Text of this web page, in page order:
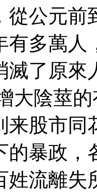
從公元
有多萬人
滅了原來
大陰莖
来股市同
的暴政，
姓流離失